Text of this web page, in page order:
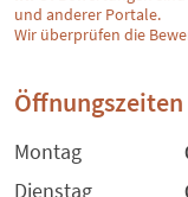
und anderer Portale.
Wir überprüfen die
Öffnungszeiten
Montag
Dienstag